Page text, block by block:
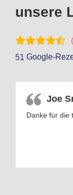
unsere
(
51 Google-
Joe
Danke für die